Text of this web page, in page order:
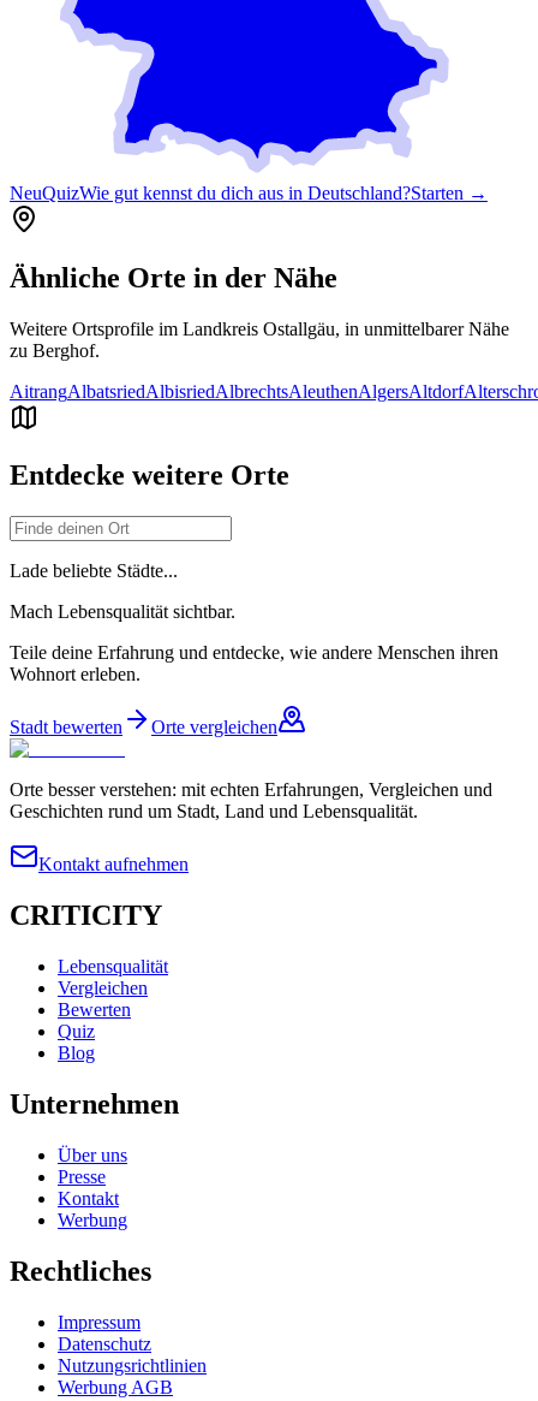
NeuQuizWie gut kennst du dich aus in Deutschland?Starten →
Ähnliche Orte in der Nähe
Weitere Ortsprofile im Landkreis Ostallgäu, in unmittelbarer Nähe
zu Berghof.
AitrangAlbatsriedAlbisriedAlbrechtsAleuthenAlgersAltdorf
Entdecke weitere Orte
Lade beliebte Städte...
Mach Lebensqualität sichtbar.
Teile deine Erfahrung und entdecke, wie andere Menschen ihren
Wohnort erleben.
Stadt bewerten Orte vergleichen
Orte besser verstehen: mit echten Erfahrungen, Vergleichen und
Geschichten rund um Stadt, Land und Lebensqualität.
Kontakt aufnehmen
CRITICITY
Lebensqualität
Vergleichen
Bewerten
Quiz
Blog
Unternehmen
Über uns
Presse
Kontakt
Werbung
Rechtliches
Impressum
Datenschutz
Nutzungsrichtlinien
Werbung AGB